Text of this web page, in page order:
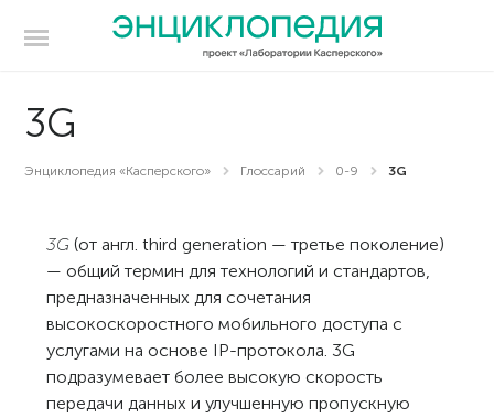
3G
Энциклопедия «Касперского» Глоссарий 0-9 3G
3G (от англ. third generation — третье поколение)
— общий термин для технологий и стандартов,
предназначенных для сочетания
высокоскоростного мобильного доступа с
услугами на основе IP-протокола. 3G
подразумевает более высокую скорость
передачи данных и улучшенную пропускную